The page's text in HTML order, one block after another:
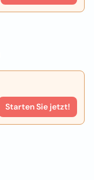
Starten Sie jetzt!